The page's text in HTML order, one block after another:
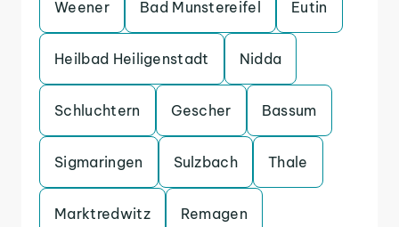
Weener Bad Munstereifel Eutin
Heilbad Heiligenstadt Nidda
Schluchtern Gescher Bassum
Sigmaringen Sulzbach Thale
Marktredwitz Remagen